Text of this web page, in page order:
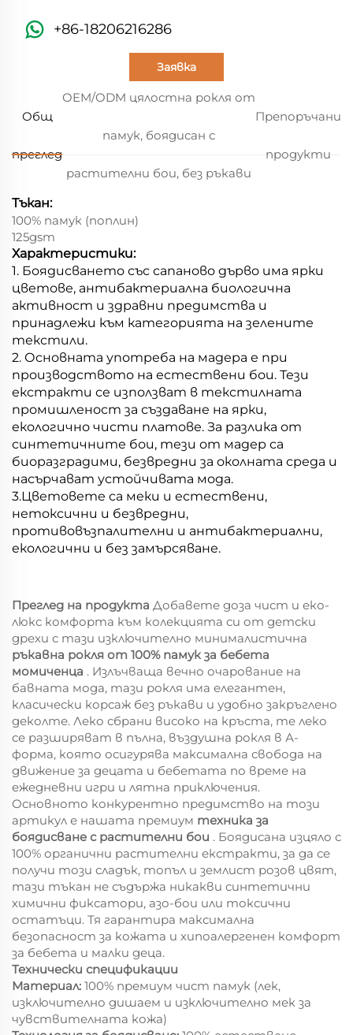
+86-18206216286
Заявка
Общ
преглед
OEM/ODM цялостна рокля от
памук, боядисан с
растителни бои, без ръкави
Препоръчани
продукти
Тъкан:
100% памук (поплин)
125gsm
Характеристики:
1. Боядисването със сапаново дърво има ярки
цветове, антибактериална биологична
активност и здравни предимства и
принадлежи към категорията на зелените
текстили.
2. Основната употреба на мадера е при
производството на естествени бои. Тези
екстракти се използват в текстилната
промишленост за създаване на ярки,
екологично чисти платове. За разлика от
синтетичните бои, тези от мадер са
биоразградими, безвредни за околната среда и
насърчават устойчивата мода.
3.Цветовете са меки и естествени,
нетоксични и безвредни,
противовъзпалителни и антибактериални,
екологични и без замърсяване.
Преглед на продукта Добавете доза чист и еко-
люкс комфорта към колекцията си от детски
дрехи с тази изключително минималистична
ръкавна рокля от 100% памук за бебета
момиченца . Излъчваща вечно очарование на
бавната мода, тази рокля има елегантен,
класически корсаж без ръкави и удобно закръглено
деколте. Леко сбрани високо на кръста, те леко
се разширяват в пълна, въздушна рокля в А-
форма, която осигурява максимална свобода на
движение за децата и бебетата по време на
ежедневни игри и лятна приключения.
Основното конкурентно предимство на този
артикул е нашата премиум техника за
боядисване с растителни бои . Боядисана изцяло с
100% органични растителни екстракти, за да се
получи този сладък, топъл и землист розов цвят,
тази тъкан не съдържа никакви синтетични
химични фиксатори, азо-бои или токсични
остатъци. Тя гарантира максимална
безопасност за кожата и хипоалергенен комфорт
за бебета и малки деца.
Технически спецификации
Материал: 100% премиум чист памук (лек,
изключително дишаем и изключително мек за
чувствителната кожа)